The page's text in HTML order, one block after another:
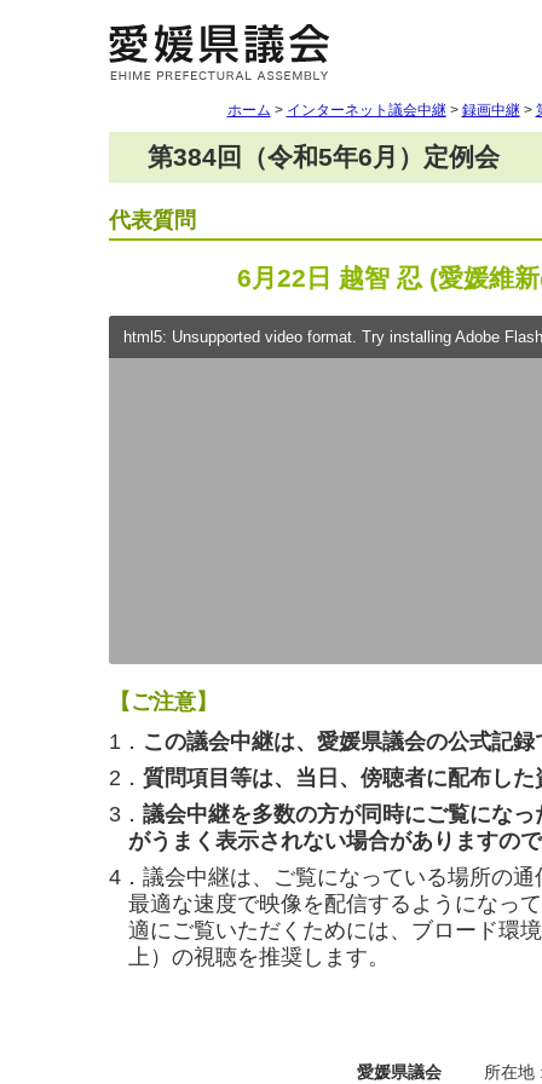
ホーム > インターネット議会中継> 録画中継>
第384回（令和5年6月）定例会
代表質問
6月22日 越智 忍 (愛媛維
html5: Unsupported video format. Try installing Adobe
【ご注意】
1． この議会中継は、愛媛県議会の公式記
2． 質問項目等は、当日、傍聴者に配布した
3． 議会中継を多数の方が同時にご覧にな
がうまく表示されない場合がありますの
4．議会中継は、ご覧になっている場所の
最適な速度で映像を配信するようになっ
適にご覧いただくためには、ブロード環
上）の視聴を推奨します。
愛媛県議会
所在地